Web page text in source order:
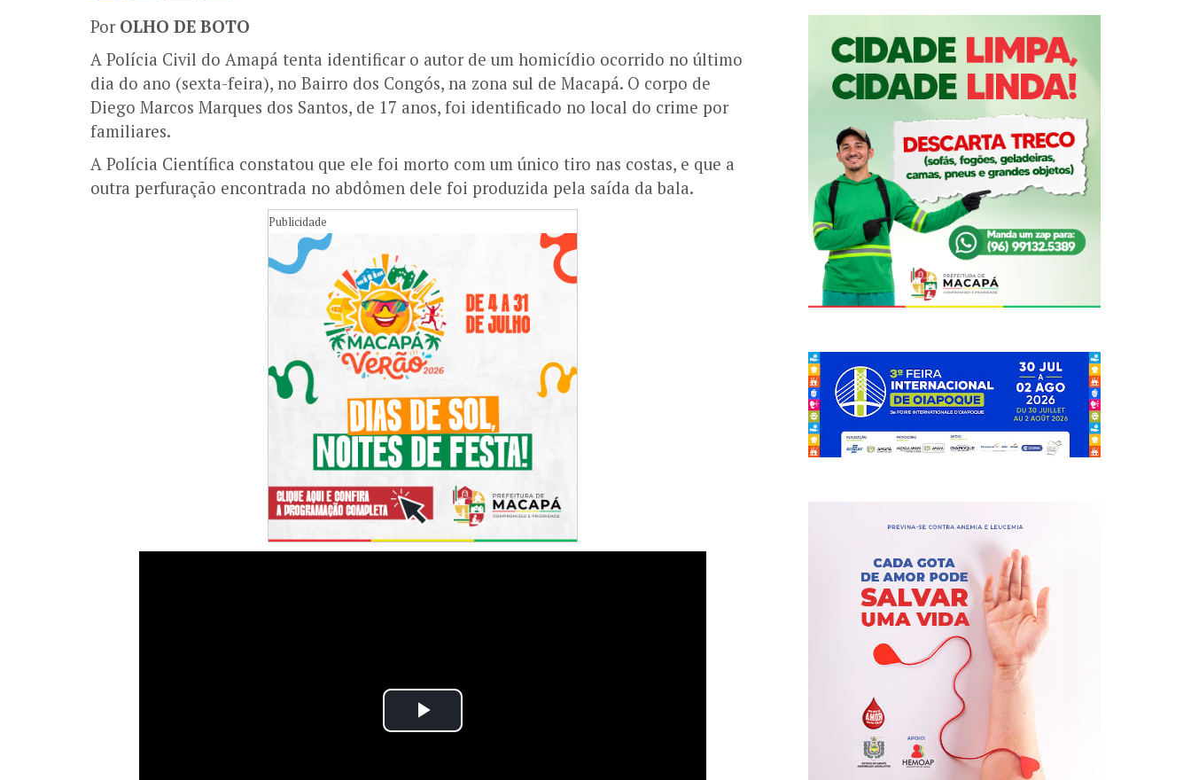
Por OLHO DE BOTO
A Polícia Civil do Amapá tenta identificar o autor de um homicídio ocorrido no último
dia do ano (sexta-feira), no Bairro dos Congós, na zona sul de Macapá. O corpo de
Diego Marcos Marques dos Santos, de 17 anos, foi identificado no local do crime por
familiares.
A Polícia Científica constatou que ele foi morto com um único tiro nas costas, e que a
outra perfuração encontrada no abdômen dele foi produzida pela saída da bala.
Publicidade